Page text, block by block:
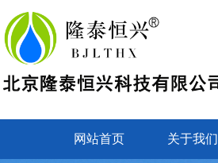
网站首页 关于我们